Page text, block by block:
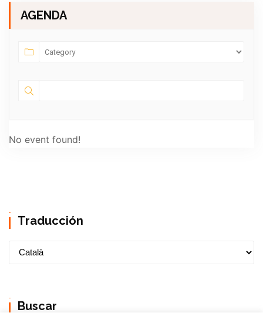
AGENDA
No event found!
Traducción
Buscar